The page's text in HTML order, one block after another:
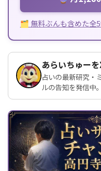
🗂 無料ぶんも含めた全
あらいちゅー
占いの最新研究・
ルの告知を発信中。